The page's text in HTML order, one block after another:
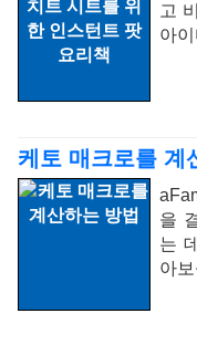
고
아
케토 매크로를 계
을
는
아